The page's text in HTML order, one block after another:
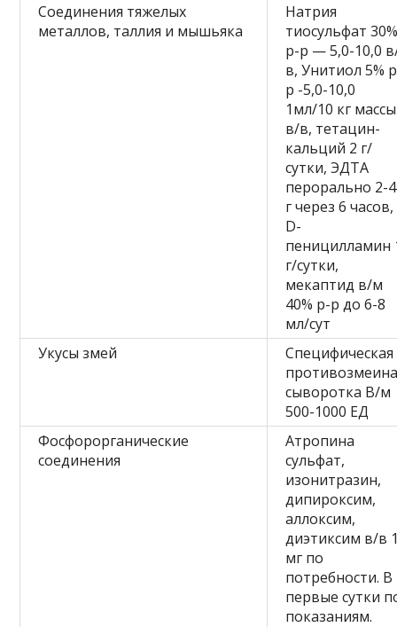
Соединения тяжелых
металлов, таллия и мышьяка
Натрия
тиосульфат
р-р — 5,0-10,0
в, Унитиол 5%
р -5,0-10,0
1мл/10 кг массы
в/в, тетацин-
кальций 2 г/
сутки, ЭДТА
перорально 2-4
г через 6 часов,
D-
пеницилламин
г/сутки,
мекаптид в/м
40% р-р до 6-8
мл/сут
Укусы змей
Специфическая
сыворотка В/м
500-1000 ЕД
Фосфорорганические
соединения
Атропина
сульфат,
изонитразин,
дипироксим,
аллоксим,
диэтиксим в/в
мг по
потребности. В
первые сутки
показаниям.